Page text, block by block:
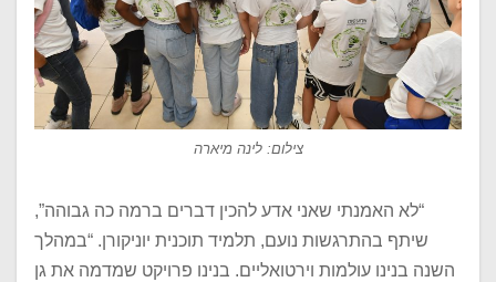
צילום: לינה מיארה
“לא האמנתי שאני אדע להכין דברים ברמה כה גבוהה”,
שיתף בהתרגשות נועם, תלמיד תוכנית יוניקורן. “במהלך
השנה בנינו עולמות וירטואליים. בנינו פרויקט שמדמה את גן